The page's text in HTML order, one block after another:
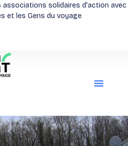
associations solidaires d'action avec
et les Gens du voyage